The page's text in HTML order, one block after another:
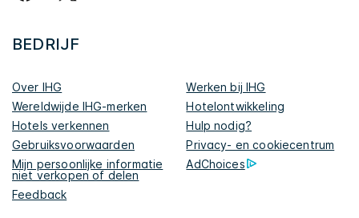
BEDRIJF
Over IHG
Werken bij IHG
Wereldwijde IHG-merken
Hotelontwikkeling
Hotels verkennen
Hulp nodig?
Gebruiksvoorwaarden
Privacy- en cookiecentrum
Mijn persoonlijke informatie
niet verkopen of delen
AdChoices
Feedback